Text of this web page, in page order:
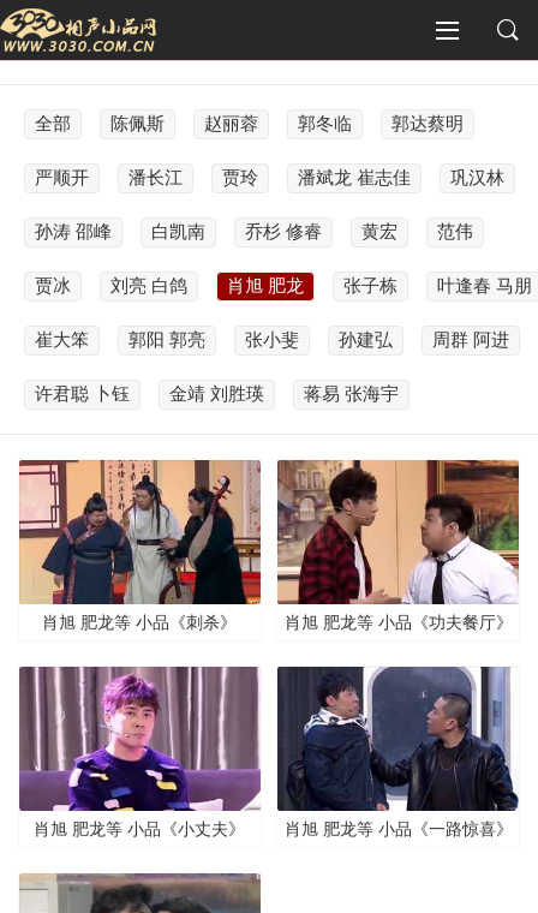
全部 陈佩斯 赵丽蓉 郭冬临 郭达蔡明
严顺开 潘长江 贾玲 潘斌龙 崔志佳 巩汉林
孙涛 邵峰 白凯南 乔杉 修睿 黄宏 范伟
贾冰 刘亮 白鸽 肖旭 肥龙 张子栋 叶逢春 马朋
崔大笨 郭阳 郭亮 张小斐 孙建弘 周群 阿进
许君聪 卜钰 金靖 刘胜瑛 蒋易 张海宇
肖旭 肥龙等 小品《刺杀》 肖旭 肥龙等 小品《功夫餐厅》
肖旭 肥龙等 小品《小丈夫》 肖旭 肥龙等 小品《一路惊喜》